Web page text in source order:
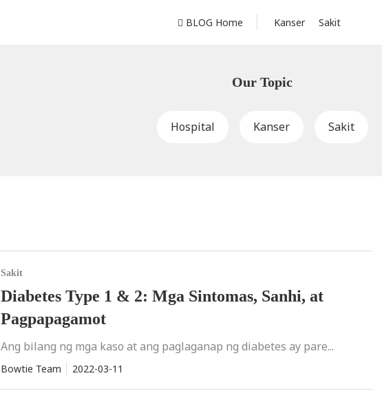
BLOG Home Kanser Sakit
Our Topic
Hospital Kanser Sakit
Sakit
Diabetes Type 1 & 2: Mga Sintomas, Sanhi, at
Pagpapagamot
Ang bilang ng mga kaso at ang paglaganap ng diabetes ay pare...
Bowtie Team 2022-03-11